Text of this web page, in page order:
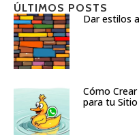
ÚLTIMOS POSTS
Dar estilos
Cómo
para tu Sitio